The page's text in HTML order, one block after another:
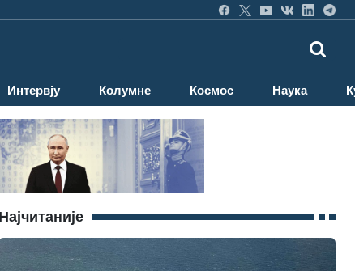
Интервју Колумне Космос Наука
Најчитаније